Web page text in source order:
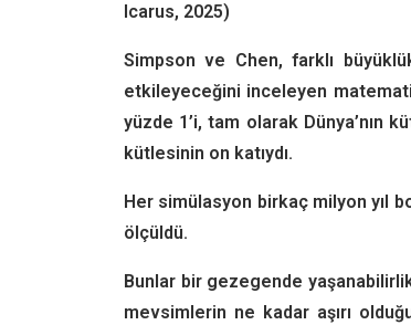
Icarus, 2025)
Simpson ve Chen, farklı
etkileyeceğini inceleyen
yüzde 1’i, tam olarak Dünya’nın
kütlesinin on katıydı.
Her simülasyon birkaç milyon yıl
ölçüldü.
Bunlar bir gezegende
mevsimlerin ne kadar aşırı